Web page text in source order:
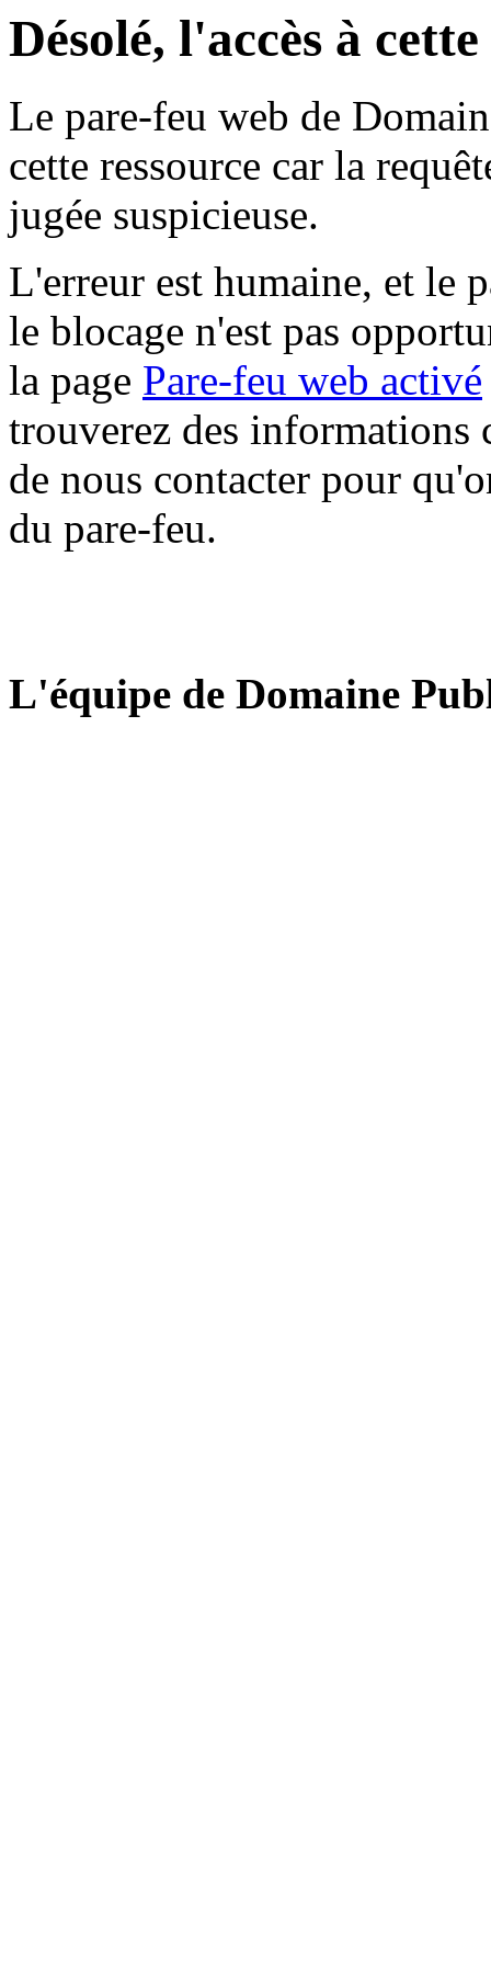
Désolé, l'accès à
Le pare-feu web de
cette ressource car la
jugée suspicieuse.
L'erreur est humaine, et le
le blocage n'est pas
la page Pare-feu web activé
trouverez des informations
de nous contacter pour
du pare-feu.
L'équipe de Domaine